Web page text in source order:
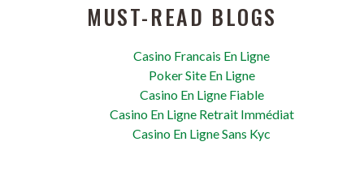
MUST-READ BLOGS
Casino Francais En Ligne
Poker Site En Ligne
Casino En Ligne Fiable
Casino En Ligne Retrait Immédiat
Casino En Ligne Sans Kyc